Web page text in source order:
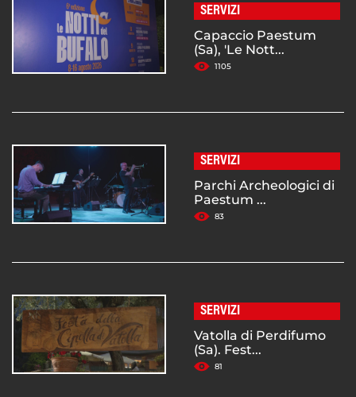
SERVIZI
Capaccio Paestum
(Sa), 'Le Nott...
1105
SERVIZI
Parchi Archeologici di
Paestum ...
83
SERVIZI
Vatolla di Perdifumo
(Sa). Fest...
81